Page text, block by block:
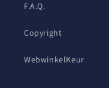
F.A.Q.
Copyright
WebwinkelKeur